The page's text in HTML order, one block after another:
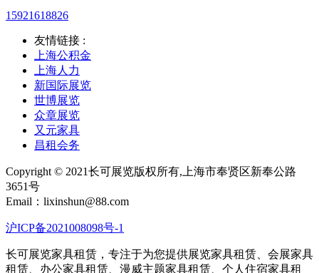
15921618826
友情链接 :
上海公积金
上海人力
新国际展览
世博展览
众章展览
又元家具
昌租会务
Copyright © 2021长可展览版权所有,上海市奉贤区新奉公路
3651号
Email：lixinshun@88.com
沪ICP备2021008098号-1
长可展览家具租赁，专注于为您提供展览家具租赁、会展家具
租赁、办公家具租赁、漫威主题家具租赁、个人住宿家具租